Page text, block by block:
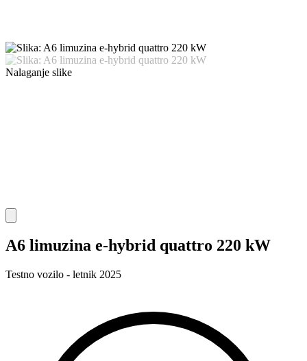
Nalaganje slike
A6 limuzina e-hybrid quattro 220 kW
Testno vozilo - letnik 2025